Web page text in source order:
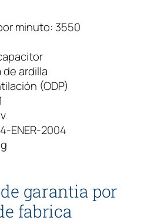
minuto: 3550
ardilla
(ODP)
ENER-2004
garantia por
fabrica